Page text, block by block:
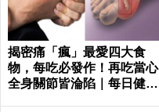
揭密痛「瘋」最愛四大食
物，每吃必發作！再吃當心
全身關節皆淪陷｜每日健康